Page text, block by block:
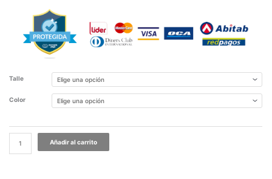
Talle
Color
Añadir al carrito